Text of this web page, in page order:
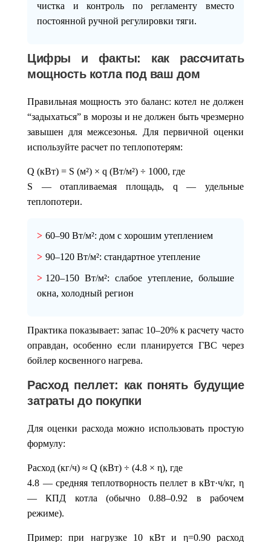
чистка и контроль по регламенту вместо
постоянной ручной регулировки тяги.
Цифры и факты: как рассчитать
мощность котла под ваш дом
Правильная мощность это баланс: котел не должен
“задыхаться” в морозы и не должен быть чрезмерно
завышен для межсезонья. Для первичной оценки
используйте расчет по теплопотерям:
Q (кВт) = S (м²) × q (Вт/м²) ÷ 1000, где
S — отапливаемая площадь, q — удельные
теплопотери.
60–90 Вт/м²: дом с хорошим утеплением
90–120 Вт/м²: стандартное утепление
120–150 Вт/м²: слабое утепление, большие
окна, холодный регион
Практика показывает: запас 10–20% к расчету часто
оправдан, особенно если планируется ГВС через
бойлер косвенного нагрева.
Расход пеллет: как понять будущие
затраты до покупки
Для оценки расхода можно использовать простую
формулу:
Расход (кг/ч) ≈ Q (кВт) ÷ (4.8 × η), где
4.8 — средняя теплотворность пеллет в кВт·ч/кг, η
— КПД котла (обычно 0.88–0.92 в рабочем
режиме).
Пример: при нагрузке 10 кВт и η=0.90 расход